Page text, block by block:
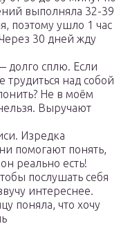
выполняла 32-39
поэтому ушло 1 час
30 дней жду
долго сплю. Если
над собой
Не в моём
Выручают
Изредка
помогают понять,
реально есть!
послушать себя
интереснее.
поняла, что хочу